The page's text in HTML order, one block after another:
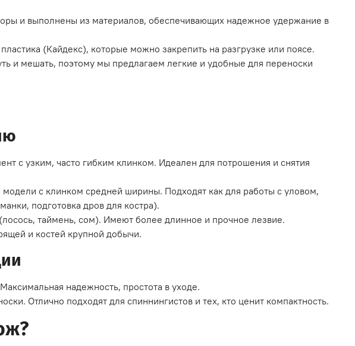
и выполнены из материалов, обеспечивающих надежное удержание в
(Кайдекс), которые можно закрепить на разгрузке или поясе.
и мешать, поэтому мы предлагаем легкие и удобные для переноски
с узким, часто гибким клинком. Идеален для потрошения и снятия
с клинком средней ширины. Подходят как для работы с уловом,
подготовка дров для костра).
таймень, сом). Имеют более длинное и прочное лезвие.
и костей крупной добычи.
надежность, простота в уходе.
Отлично подходят для спиннингистов и тех, кто ценит компактность.